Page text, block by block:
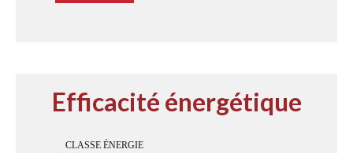
Efficacité énergétique